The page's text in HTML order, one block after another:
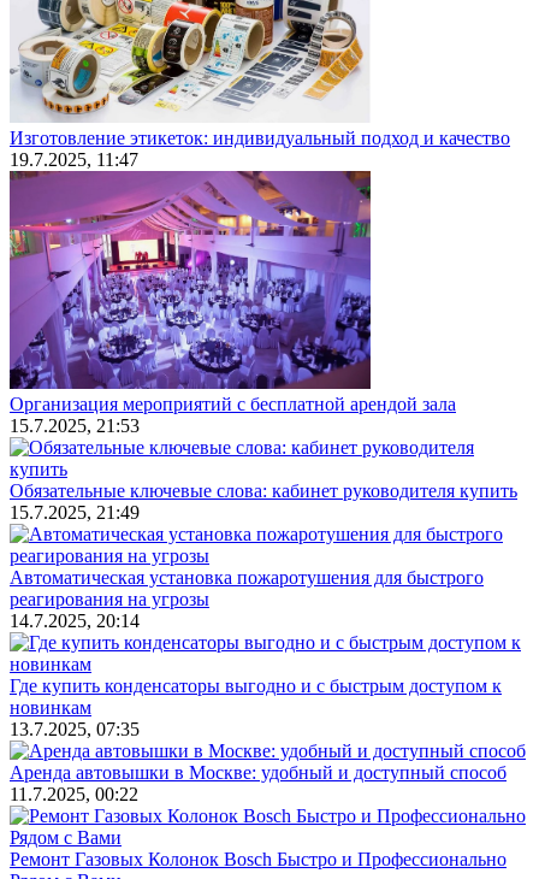
Изготовление этикеток: индивидуальный подход и качество
19.7.2025, 11:47
Организация мероприятий с бесплатной арендой зала
15.7.2025, 21:53
Обязательные ключевые слова: кабинет руководителя купить
15.7.2025, 21:49
Автоматическая установка пожаротушения для быстрого
реагирования на угрозы
14.7.2025, 20:14
Где купить конденсаторы выгодно и с быстрым доступом к
новинкам
13.7.2025, 07:35
Аренда автовышки в Москве: удобный и доступный способ
11.7.2025, 00:22
Ремонт Газовых Колонок Bosch Быстро и Профессионально